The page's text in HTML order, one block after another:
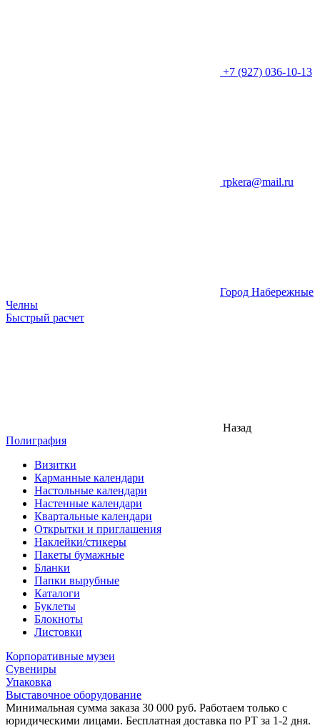
+7 (927) 036-10-13
rpkera@mail.ru
Город Набережные
Челны
Быстрый расчет
Назад
Полиграфия
Визитки
Карманные календари
Настольные календари
Настенные календари
Квартальные календари
Открытки и приглашения
Наклейки/стикеры
Пакеты бумажные
Бланки
Папки вырубные
Каталоги
Буклеты
Блокноты
Листовки
Корпоративные музеи
Сувениры
Упаковка
Выставочное оборудование
Минимальная сумма заказа 30 000 руб. Работаем только с
юридическими лицами. Бесплатная доставка по РТ за 1-2 дня.